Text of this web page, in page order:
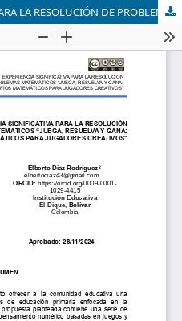
EXPERIENCIA SIGNIFICATIVA PARA LA RESOLUCIÓN DE PROBLEMAS MATEMÁTICOS “JUEGA, RESUELVA Y GANA: DESAFÍOS MATEMÁTICOS PARA JUGADORES CREATIVOS"